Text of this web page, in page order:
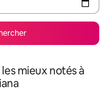
mieux notés à